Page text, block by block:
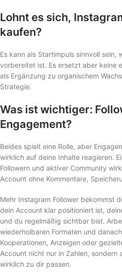
Lohnt es sich,
kaufen?
Es kann als Startimpuls sinnvoll sein,
vorbereitet ist. Es ersetzt aber keine
als Ergänzung zu organischem
Strategie.
Was ist wichtiger:
Engagement?
Beides spielt eine Rolle, aber
wirklich auf deine Inhalte reagieren.
Followern und aktiver Community
Account ohne Kommentare,
Mehr Instagram Follower bekommst
dein Account klar positioniert ist,
und du regelmäßig sichtbar bist.
wiederholbaren Formaten und
Kooperationen, Anzeigen oder
Account nicht nur in Zahlen, sondern
wirklich zu dir passen.